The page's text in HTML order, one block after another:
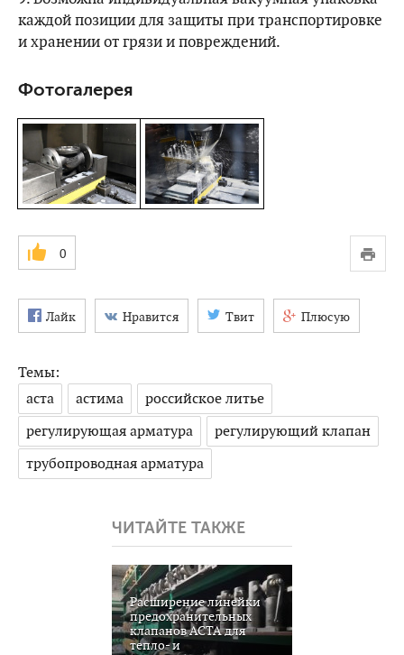
каждой позиции для защиты при транспортировке
и хранении от грязи и повреждений.
Фотогалерея
0
Лайк Нравится Твит Плюсую
Темы:
аста
астима
российское литье
регулирующая арматура
регулирующий клапан
трубопроводная арматура
ЧИТАЙТЕ ТАКЖЕ
Расширение линейки
предохранительных
клапанов АСТА для
тепло- и